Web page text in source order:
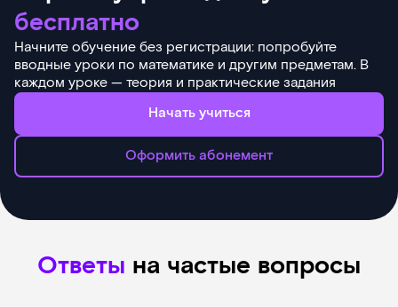
бесплатно
Начните обучение без регистрации: попробуйте
вводные уроки по математике и другим предметам. В
каждом уроке — теория и практические задания
Начать учиться
Оформить абонемент
Ответы на частые вопросы